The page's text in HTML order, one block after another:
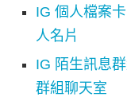
IG 個人檔案
人名片
IG 陌生訊息
群組聊天室